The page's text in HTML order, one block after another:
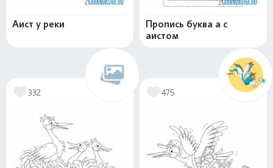
Аист у реки
Пропись буква а с
аистом
332 475